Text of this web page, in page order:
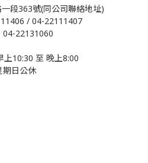
段363號(同公司聯絡地址)
/ 04-22111407
04-22131060
上10:30 至 晚上8:00
期日公休